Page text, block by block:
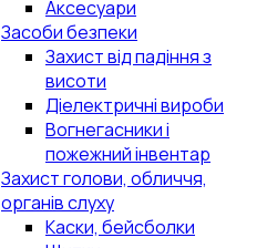
Аксесуари
Засоби безпеки
Захист від падіння з
висоти
Діелектричні вироби
Вогнегасники і
пожежний інвентар
Захист голови, обличчя,
органів слуху
Каски, бейсболки